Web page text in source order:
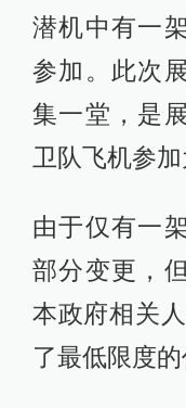
潜机中有一
参加。此次
集一堂，是
卫队飞机参加
由于仅有一
部分变更，
本政府相关
了最低限度的